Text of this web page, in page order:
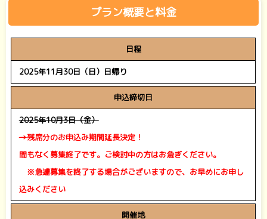
プラン概要と料金
日程
2025年11月30日（日）日帰り
申込締切日
2025年10月3日（金）
→残席分のお申込み期間延長決定！
間もなく募集終了です。ご検討中の方はお急ぎください。
※急遽募集を終了する場合がございますので、お早めにお申し
込みください
開催地